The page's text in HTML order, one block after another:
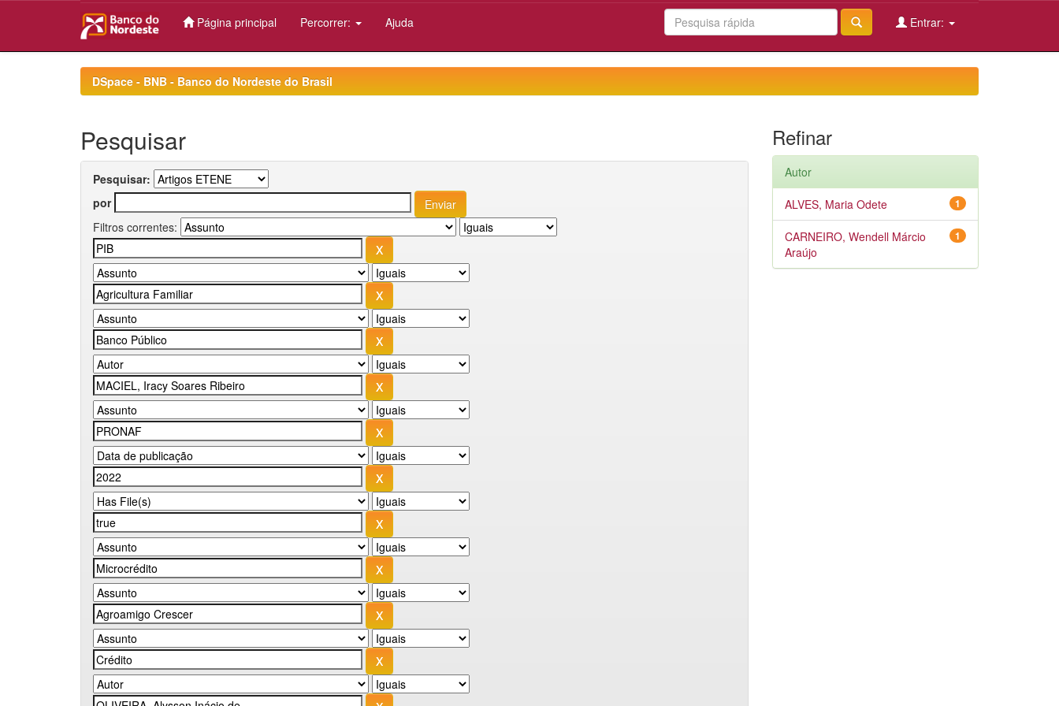
Página principal Percorrer: Ajuda Entrar:
DSpace - BNB - Banco do Nordeste do Brasil
Pesquisar
Pesquisar:
por
Filtros correntes:
Refinar
Autor
1
ALVES, Maria Odete
1
CARNEIRO, Wendell Márcio
Araújo